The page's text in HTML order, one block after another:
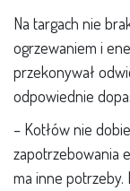
Na targach nie
ogrzewaniem i
przekonywał
odpowiednie
– Kotłów nie
zapotrzebowania
ma inne potrzeby.